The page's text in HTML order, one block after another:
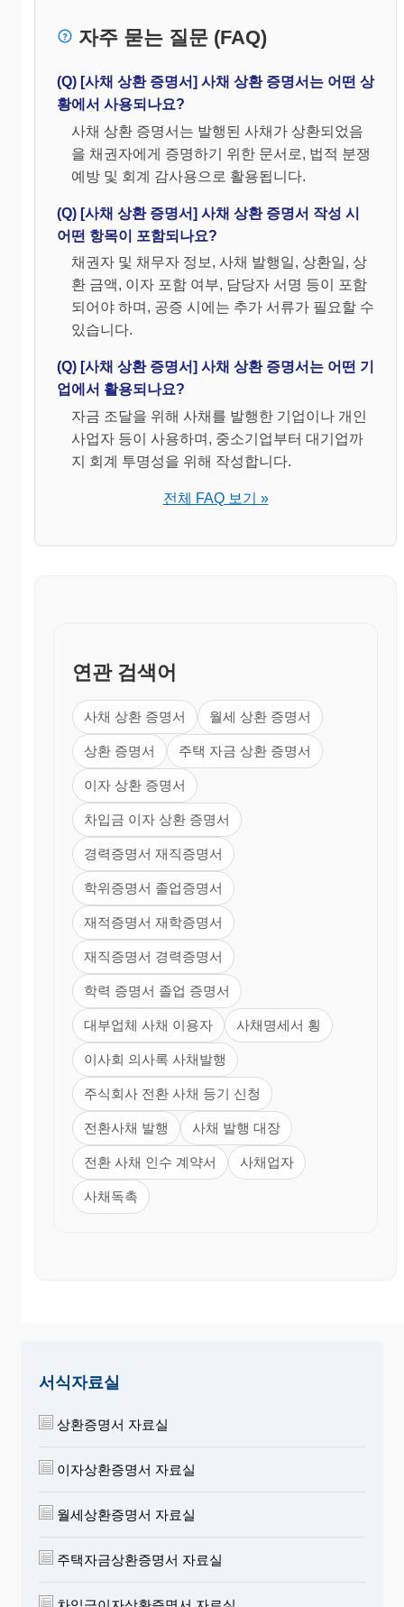
자주 묻는 질문 (FAQ)
(Q) [사채 상환 증명서] 사채 상환 증명서는 어떤 상
황에서 사용되나요?
사채 상환 증명서는 발행된 사채가 상환되었음
을 채권자에게 증명하기 위한 문서로, 법적 분쟁
예방 및 회계 감사용으로 활용됩니다.
(Q) [사채 상환 증명서] 사채 상환 증명서 작성 시
어떤 항목이 포함되나요?
채권자 및 채무자 정보, 사채 발행일, 상환일, 상
환 금액, 이자 포함 여부, 담당자 서명 등이 포함
되어야 하며, 공증 시에는 추가 서류가 필요할 수
있습니다.
(Q) [사채 상환 증명서] 사채 상환 증명서는 어떤 기
업에서 활용되나요?
자금 조달을 위해 사채를 발행한 기업이나 개인
사업자 등이 사용하며, 중소기업부터 대기업까
지 회계 투명성을 위해 작성합니다.
전체 FAQ 보기 »
연관 검색어
사채 상환 증명서 월세 상환 증명서
상환 증명서 주택 자금 상환 증명서
이자 상환 증명서
차입금 이자 상환 증명서
경력증명서 재직증명서
학위증명서 졸업증명서
재적증명서 재학증명서
재직증명서 경력증명서
학력 증명서 졸업 증명서
대부업체 사채 이용자 사채명세서 횡
이사회 의사록 사채발행
주식회사 전환 사채 등기 신청
전환사채 발행 사채 발행 대장
전환 사채 인수 계약서 사채업자
사채독촉
서식자료실
상환증명서 자료실
이자상환증명서 자료실
월세상환증명서 자료실
주택자금상환증명서 자료실